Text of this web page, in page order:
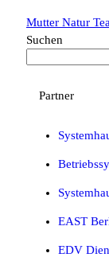
Mutter Natur
Suchen
Partner
EAST
EDV